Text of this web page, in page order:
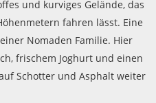
und kurviges Gelände, das
fahren lässt. Eine
Nomaden Familie. Hier
frischem Joghurt und einen
Schotter und Asphalt weiter